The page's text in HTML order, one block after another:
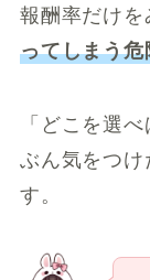
報酬率だけを
ってしまう
「どこを選
ぶん気をつけ
す。